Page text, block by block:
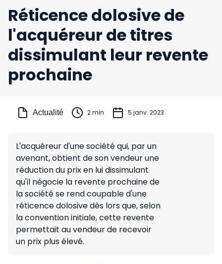
Réticence dolosive de
l'acquéreur de titres
dissimulant leur revente
prochaine
Actualité 2 min 5 janv. 2023
L'acquéreur d'une société qui, par un
avenant, obtient de son vendeur une
réduction du prix en lui dissimulant
qu'il négocie la revente prochaine de
la société se rend coupable d'une
réticence dolosive dès lors que, selon
la convention initiale, cette revente
permettait au vendeur de recevoir
un prix plus élevé.